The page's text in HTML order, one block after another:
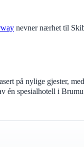
nevner nærhet til
på nylige gjester,
én spesialhotell i